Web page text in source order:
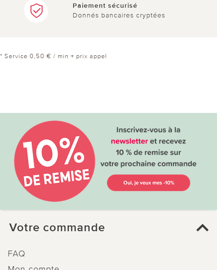
Paiement sécurisé
Donnés bancaires cryptées
* Service 0,50 € / min + prix appel
Votre commande
FAQ